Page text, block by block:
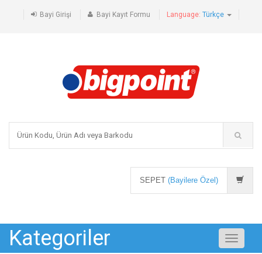
Bayi Girişi Bayi Kayıt Formu Language: Türkçe
SEPET (Bayilere Özel)
Kategoriler
Toggle